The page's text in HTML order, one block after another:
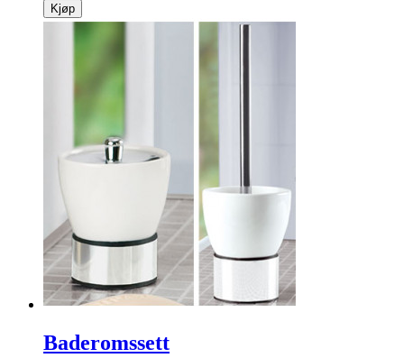
Kjøp
Baderomssett